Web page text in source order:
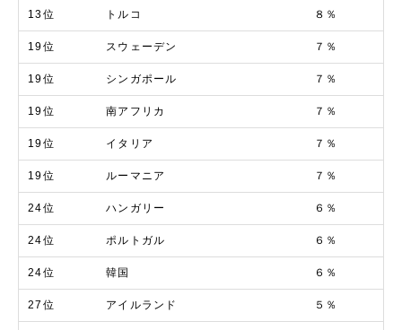
13位 トルコ ８％
19位 スウェーデン ７％
19位 シンガポール ７％
19位 南アフリカ ７％
19位 イタリア ７％
19位 ルーマニア ７％
24位 ハンガリー ６％
24位 ポルトガル ６％
24位 韓国 ６％
27位 アイルランド ５％